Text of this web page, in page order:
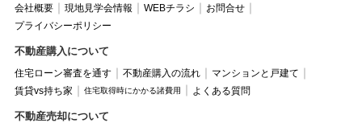
会社概要
現地見学会情報 WEBチラシ
お問合せ
プライバシーポリシー
不動産購入について
住宅ローン審査を通す 不動産購入の流れ
マンションと戸建て
賃貸vs持ち家
住宅取得時にかかる諸費用 よくある質問
不動産売却について